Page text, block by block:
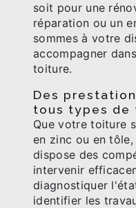
soit pour une
réparation ou un
sommes à votre
accompagner
toiture.
Des
tous types de
Que votre toiture
en zinc ou en tôle,
dispose des
intervenir
diagnostiquer
identifier les